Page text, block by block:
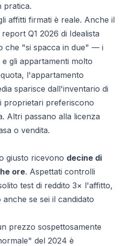
pratica.
affitti firmati è reale. Anche il
report Q1 2026 di Idealista
che "si spacca in due" — i
gli appartamenti molto
l'appartamento
sparisce dall'inventario di
proprietari preferiscono
Altri passano alla licenza
o vendita.
giusto ricevono decine di
ore. Aspettati controlli
test di reddito 3× l'affitto,
se sei il candidato
prezzo sospettosamente
del 2024 è